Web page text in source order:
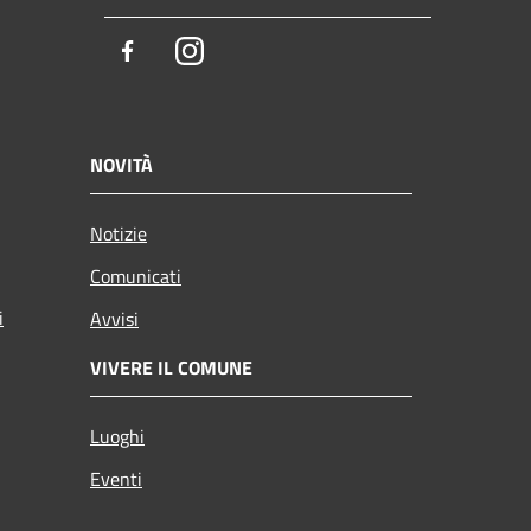
FacebookInstagram
NOVITÀ
Notizie
Comunicati
Avvisi
VIVERE IL COMUNE
Luoghi
Eventi